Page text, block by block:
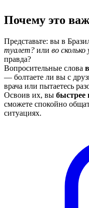
Почему это
Представьте: вы в
туалет? или во
правда?
Вопросительные слова
— болтаете ли вы с
врача или пытаетесь
Освоив их, вы быстрее
сможете спокойно
ситуациях.